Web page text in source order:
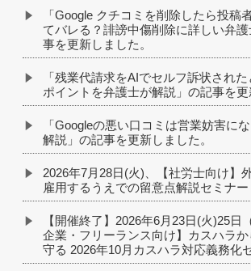
「Google クチコミを削除したら投稿
てバレる？誹謗中傷削除に詳しい弁
事を更新しました。
「残業代請求をAIでセルフ訴状され
ポイントを弁護士が解説」の記事を更
「Googleの悪い口コミは営業妨害に
解説」の記事を更新しました。
2026年7月28日(火)、【社労士向け】
雇用するうえでの留意点解説セミナー
【開催終了】2026年6月23日(火)25日
企業・フリーランス向け】カスハラ
守る 2026年10月カスハラ対応義務化